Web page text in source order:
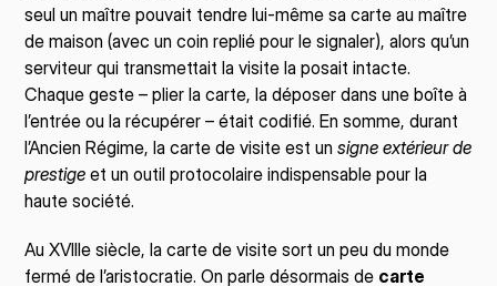
seul un maître pouvait tendre lui-même sa carte au maître
de maison (avec un coin replié pour le signaler), alors qu’un
serviteur qui transmettait la visite la posait intacte.
Chaque geste – plier la carte, la déposer dans une boîte à
l’entrée ou la récupérer – était codifié. En somme, durant
l’Ancien Régime, la carte de visite est un signe extérieur de
prestige et un outil protocolaire indispensable pour la
haute société.
Au XVIIIe siècle, la carte de visite sort un peu du monde
fermé de l’aristocratie. On parle désormais de carte